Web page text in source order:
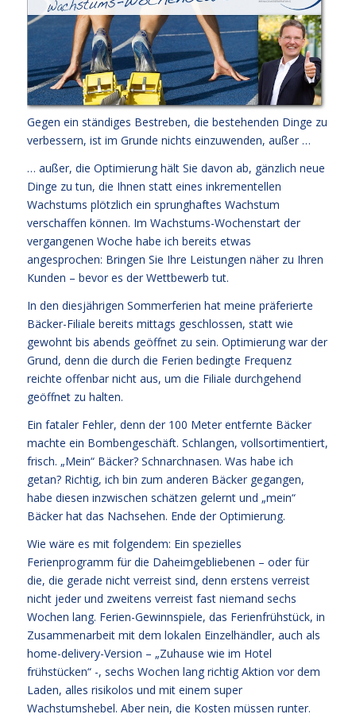
Gegen ein ständiges Bestreben, die bestehenden Dinge zu
verbessern, ist im Grunde nichts einzuwenden, außer …
… außer, die Optimierung hält Sie davon ab, gänzlich neue
Dinge zu tun, die Ihnen statt eines inkrementellen
Wachstums plötzlich ein sprunghaftes Wachstum
verschaffen können. Im Wachstums-Wochenstart der
vergangenen Woche habe ich bereits etwas
angesprochen: Bringen Sie Ihre Leistungen näher zu Ihren
Kunden – bevor es der Wettbewerb tut.
In den diesjährigen Sommerferien hat meine präferierte
Bäcker-Filiale bereits mittags geschlossen, statt wie
gewohnt bis abends geöffnet zu sein. Optimierung war der
Grund, denn die durch die Ferien bedingte Frequenz
reichte offenbar nicht aus, um die Filiale durchgehend
geöffnet zu halten.
Ein fataler Fehler, denn der 100 Meter entfernte Bäcker
machte ein Bombengeschäft. Schlangen, vollsortimentiert,
frisch. „Mein“ Bäcker? Schnarchnasen. Was habe ich
getan? Richtig, ich bin zum anderen Bäcker gegangen,
habe diesen inzwischen schätzen gelernt und „mein“
Bäcker hat das Nachsehen. Ende der Optimierung.
Wie wäre es mit folgendem: Ein spezielles
Ferienprogramm für die Daheimgebliebenen – oder für
die, die gerade nicht verreist sind, denn erstens verreist
nicht jeder und zweitens verreist fast niemand sechs
Wochen lang. Ferien-Gewinnspiele, das Ferienfrühstück, in
Zusammenarbeit mit dem lokalen Einzelhändler, auch als
home-delivery-Version – „Zuhause wie im Hotel
frühstücken“ -, sechs Wochen lang richtig Aktion vor dem
Laden, alles risikolos und mit einem super
Wachstumshebel. Aber nein, die Kosten müssen runter.